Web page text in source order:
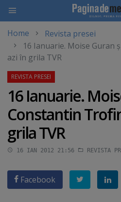
main
content
Home
Revista presei
16 Ianuarie. Moise Guran
azi în grila TVR
16 Ianuarie.
Constantin
grila TVR
16 IAN 2012 21:56 REVISTA
Facebook